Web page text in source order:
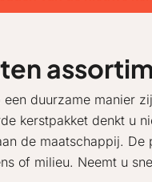
duurzame manier
kerstpakket denkt u
de maatschappij. De
of milieu. Neemt u